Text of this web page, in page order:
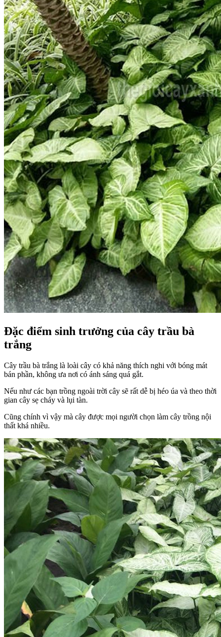
Đặc điểm sinh trưởng của cây trầu bà
trắng
Cây trầu bà trắng là loài cây có khả năng thích nghi với bóng mát
bán phần, không ưa nơi có ánh sáng quá gắt.
Nếu như các bạn trồng ngoài trời cây sẽ rất dễ bị héo úa và theo thời
gian cây sẹ cháy và lụi tàn.
Cũng chính vì vậy mà cây được mọi người chọn làm cây trồng nội
thất khá nhiều.